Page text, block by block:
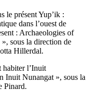
le présent Yup’ik :
dans l’ouest de
: Archaeologies of
sous la direction de
Hillerdal.
habiter l’Inuit
Inuit Nunangat », sous la
Pinard.